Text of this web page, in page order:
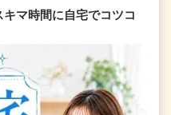
マ時間に自宅でコツコ